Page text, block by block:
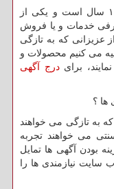
قدمت تبلیغات اینترنتی در ایران بیش از ۱۰ سال است و یکی از
خدمات و یا فروش
عزیزانی که به تازگی
می کنیم محصولات و
برایدرج آگهی
ها ؟
که به تازگی می خواهند
می خواهند تجربه
بودن آگهی ها تمایل
سایت نیازمندی ها را